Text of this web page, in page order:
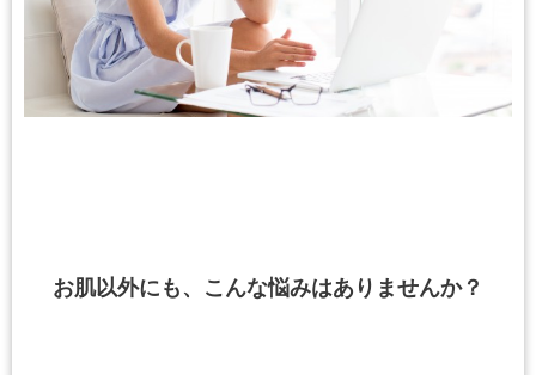
お肌以外にも、こんな悩みはありませんか？